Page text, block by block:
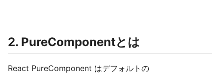
2. PureComponentとは
React PureComponent はデフォルトの